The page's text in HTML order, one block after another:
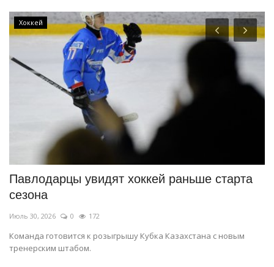
Хоккей
Павлодарцы увидят хоккей раньше старта
сезона
Июль 30, 2026 0 172
Команда готовится к розыгрышу Кубка Казахстана с новым
тренерским штабом.